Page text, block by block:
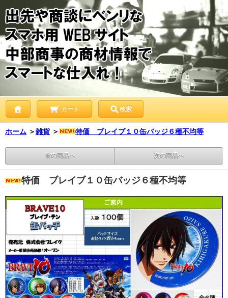
カート 検索
ホーム ＞雑貨 ＞ 特価 ブレイブ１０缶バッジ６種不均等
前の商品へ 次の商品へ
特価 ブレイブ１０缶バッジ６種不均等